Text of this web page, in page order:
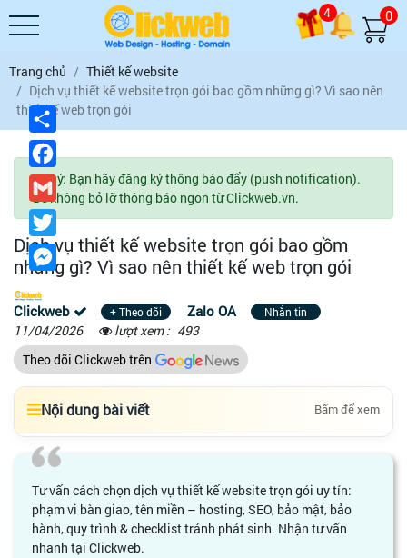
4 0
Trang chủ
Thiết kế website
Dịch vụ thiết kế website trọn gói bao gồm những gì? Vì sao nên
thiết kế web trọn gói
Lưu ý: Bạn hãy đăng ký thông báo đẩy (push notification).
Để không bỏ lỡ thông báo ngon từ Clickweb.vn.
Dịch vụ thiết kế website trọn gói bao gồm
những gì? Vì sao nên thiết kế web trọn gói
Clickweb + Theo dõi Zalo OA Nhắn tin
11/04/2026 lượt xem : 493
Theo dõi Clickweb trên
Nội dung bài viết Bấm để xem
Tư vấn cách chọn dịch vụ thiết kế website trọn gói uy tín:
phạm vi bàn giao, tên miền – hosting, SEO, bảo mật, bảo
hành, quy trình & checklist tránh phát sinh. Nhận tư vấn
nhanh tại Clickweb.
Chia
sẻ
Gmail
Twitter
Messenger